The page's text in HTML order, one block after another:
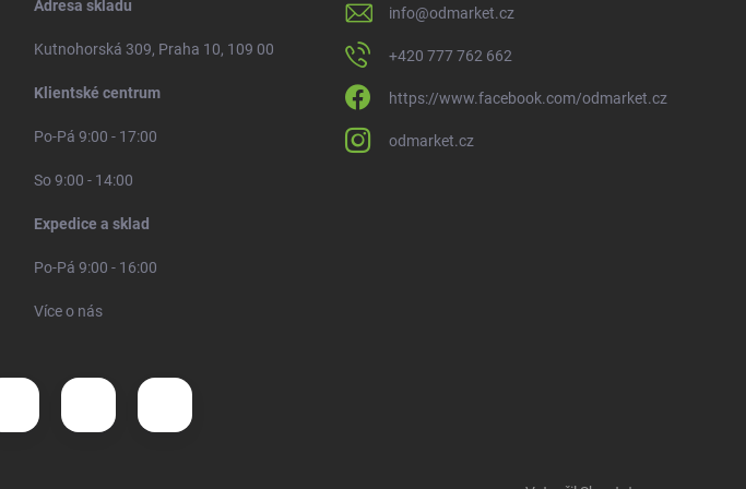
Adresa skladu
Kutnohorská 309, Praha 10, 109 00
Klientské centrum
Po-Pá 9:00 - 17:00
So 9:00 - 14:00
Expedice a sklad
Po-Pá 9:00 - 16:00
Více o nás
info@odmarket.cz
+420 777 762 662
https://www.facebook.com/odmarket.cz
odmarket.cz